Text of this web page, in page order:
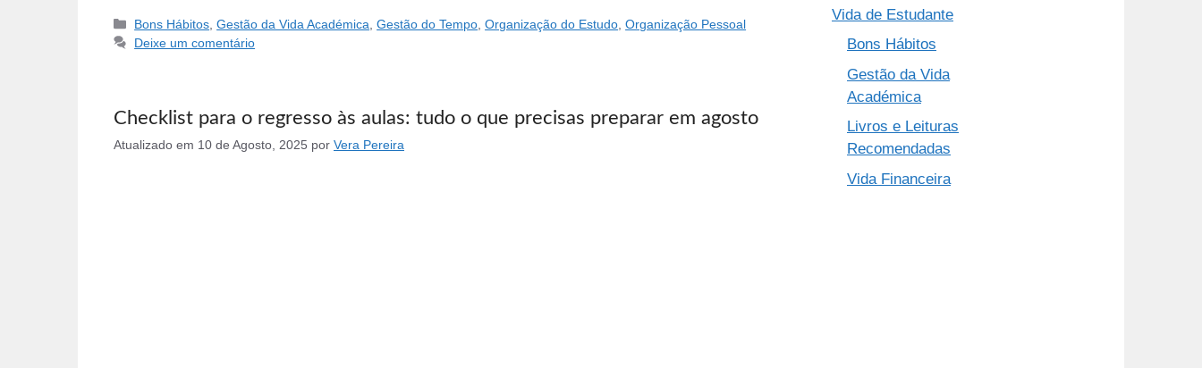
Categorias
Bons Hábitos ,Gestão da Vida Académica ,Gestão do Tempo ,Organização do Estudo ,Organização Pessoal
Deixe um comentário
Checklist para o regresso às aulas: tudo o que precisas preparar em agosto
Atualizado em 10 de Agosto, 2025 por Vera Pereira
Vida de Estudante
Bons Hábitos
Gestão da Vida
Académica
Livros e Leituras
Recomendadas
Vida Financeira